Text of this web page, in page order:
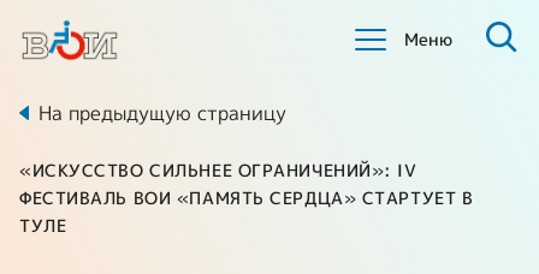
Меню
На предыдущую страницу
«ИСКУССТВО СИЛЬНЕЕ ОГРАНИЧЕНИЙ»: IV
ФЕСТИВАЛЬ ВОИ «ПАМЯТЬ СЕРДЦА» СТАРТУЕТ В
ТУЛЕ